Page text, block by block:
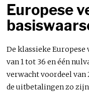
Europese
De klassieke
van 1 tot 36 en één
verwacht voordeel van
de uitbetalingen zo